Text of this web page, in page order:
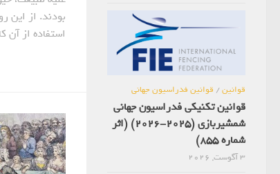
بودند. از این
استفاده از آن
قوانین/ قوانین فدراسیون جهانی
قوانین تکنیکی فدراسیون جهانی
شمشیربازی (2025-2026) (اثر
شماره 855)
3 آگوست, 2026